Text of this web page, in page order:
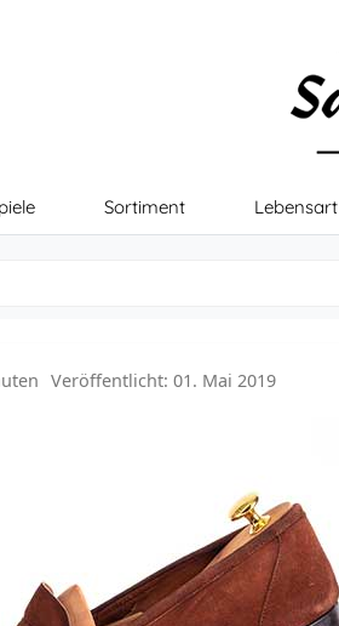
Sortiment Lebensart
Veröffentlicht: 01. Mai 2019